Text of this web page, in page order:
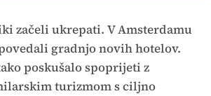
začeli ukrepati. V Amsterdamu
gradnjo novih hotelov.
poskušalo spoprijeti z
turizmom s ciljno